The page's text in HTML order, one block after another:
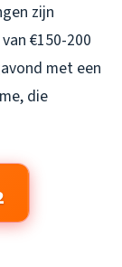
zijn
€150-200
met een
die